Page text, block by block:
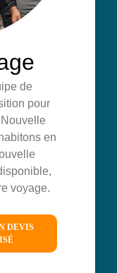
de
pour
en
voyage.
DEVIS